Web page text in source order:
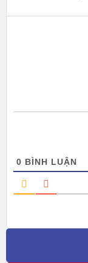
0 BÌNH LUẬN